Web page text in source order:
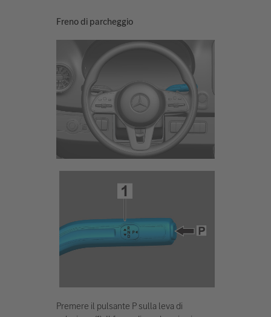
Freno di parcheggio
Premere il pulsante P sulla leva di